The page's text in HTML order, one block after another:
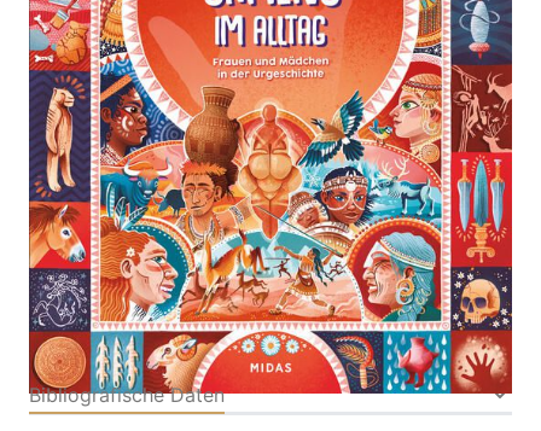
Frauen und Mädchen in der Urgeschichte
VonMarta Yustos
Verlag: Midas
Kinderbuch
25.03.2026
Buch 48 Seiten
Hardcover
ISBN: 978-3-
03876364-2
Bibliografische Daten